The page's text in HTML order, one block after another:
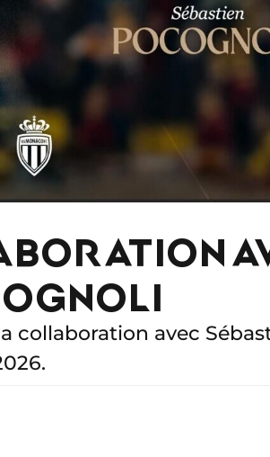
collaboration avec